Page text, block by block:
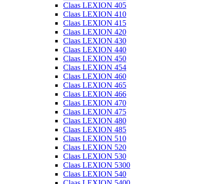
Claas LEXION 405
Claas LEXION 410
Claas LEXION 415
Claas LEXION 420
Claas LEXION 430
Claas LEXION 440
Claas LEXION 450
Claas LEXION 454
Claas LEXION 460
Claas LEXION 465
Claas LEXION 466
Claas LEXION 470
Claas LEXION 475
Claas LEXION 480
Claas LEXION 485
Claas LEXION 510
Claas LEXION 520
Claas LEXION 530
Claas LEXION 5300
Claas LEXION 540